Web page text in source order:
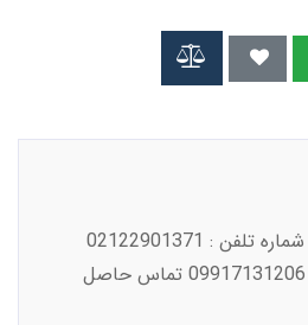
برای اطلاعات بیشتر با شماره تلفن : 02122901371
داخلی 112 و موبایل : 09917131206 تماس حاصل